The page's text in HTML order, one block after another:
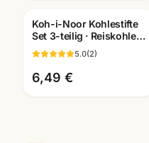
Koh-i-Noor Kohlestifte
Set 3-teilig · Reiskohle
weiss + schwarz ·
Künstlerbedarf
5.0(2)
6,49 €